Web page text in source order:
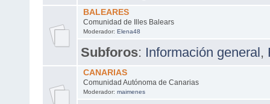
BALEARES
Comunidad de Illes Balears
Moderador: Elena48
Subforos: Información general,
CANARIAS
Comunidad Autónoma de Canarias
Moderador: maimenes